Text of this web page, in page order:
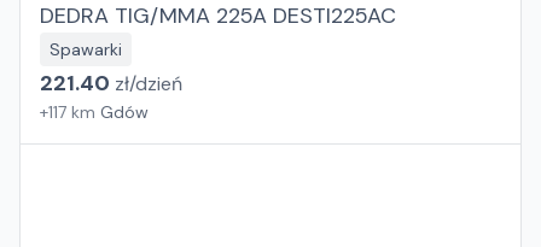
DEDRA TIG/MMA 225A DESTI225AC
Spawarki
221.40 zł/dzień
+117 km Gdów